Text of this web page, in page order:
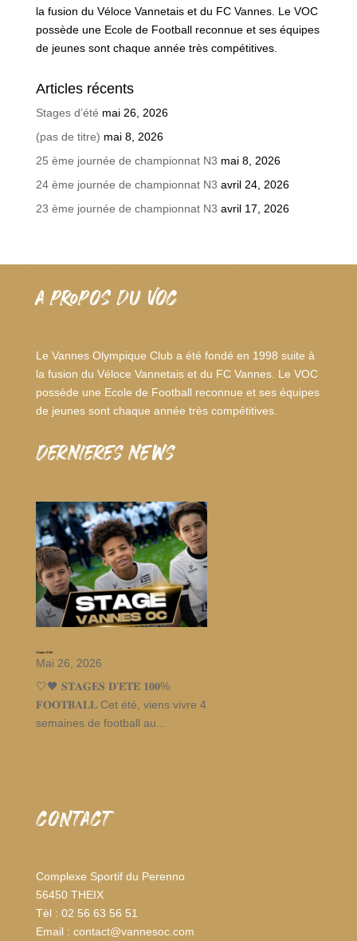
la fusion du Véloce Vannetais et du FC Vannes. Le VOC
possède une Ecole de Football reconnue et ses équipes
de jeunes sont chaque année très compétitives.
Articles récents
Stages d’été mai 26, 2026
(pas de titre) mai 8, 2026
25 ème journée de championnat N3 mai 8, 2026
24 ème journée de championnat N3 avril 24, 2026
23 ème journée de championnat N3 avril 17, 2026
A PROPOS DU VOC
Le Vannes Olympique Club a été fondé en 1998 suite à
la fusion du Véloce Vannetais et du FC Vannes. Le VOC
possède une Ecole de Football reconnue et ses équipes
de jeunes sont chaque année très compétitives.
dernieres news
Stages d’été
Mai 26, 2026
🤍🖤 𝐒𝐓𝐀𝐆𝐄𝐒 𝐃’𝐄́𝐓𝐄́ 𝟏𝟎𝟎%
𝐅𝐎𝐎𝐓𝐁𝐀𝐋𝐋 Cet été, viens vivre 4
semaines de football au...
CONTACT
Complexe Sportif du Perenno
56450 THEIX
Tèl : 02 56 63 56 51
Email : contact@vannesoc.com